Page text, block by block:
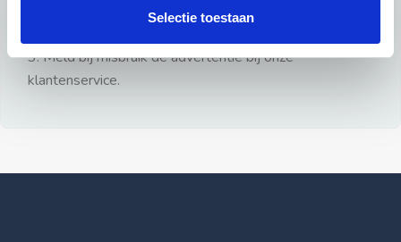
Selectie toestaan
3: Meld bij misbruik de advertentie bij onze
klantenservice.